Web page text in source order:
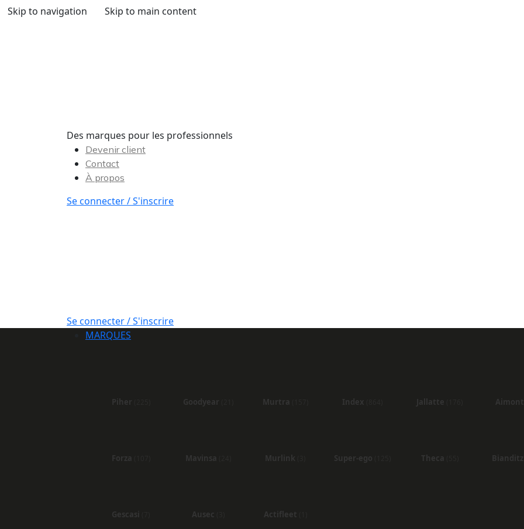
Skip to navigation Skip to main content
Des marques pour les professionnels
Devenir client
Contact
À propos
Se connecter / S'inscrire
Se connecter / S'inscrire
MARQUES
Piher Goodyear Murtra Index Jallatte
Forza Mavinsa Murlink Super-ego Theca
Gescasi Ausec Actifleet